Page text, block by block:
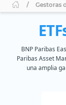
Gestoras
BNP Paribas
Paribas Asset
una amplia